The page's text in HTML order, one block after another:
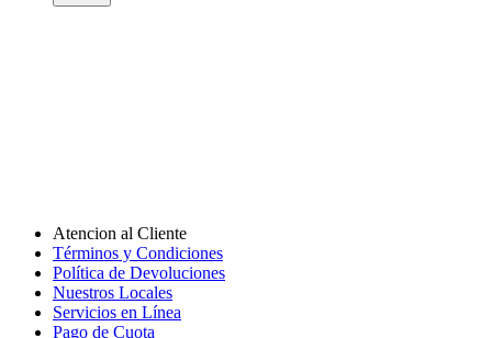
Atencion al Cliente
Términos y Condiciones
Política de Devoluciones
Nuestros Locales
Servicios en Línea
Pago de Cuota